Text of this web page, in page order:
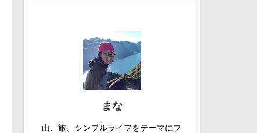
まな
山、旅、シンプルライフをテーマにブ